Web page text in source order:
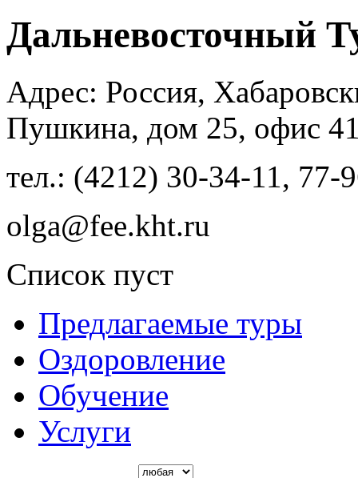
Дальневосточный
Адрес: Россия,
Пушкина, дом 25, офис
тел.: (4212) 30-34-11, 77-
olga@fee.kht.ru
Список пуст
Предлагаемые туры
Оздоровление
Обучение
Услуги